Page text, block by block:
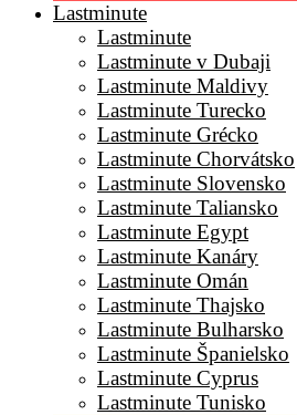
Lastminute
Lastminute
Lastminute v Dubaji
Lastminute Maldivy
Lastminute Turecko
Lastminute Grécko
Lastminute Chorvátsko
Lastminute Slovensko
Lastminute Taliansko
Lastminute Egypt
Lastminute Kanáry
Lastminute Omán
Lastminute Thajsko
Lastminute Bulharsko
Lastminute Španielsko
Lastminute Cyprus
Lastminute Tunisko